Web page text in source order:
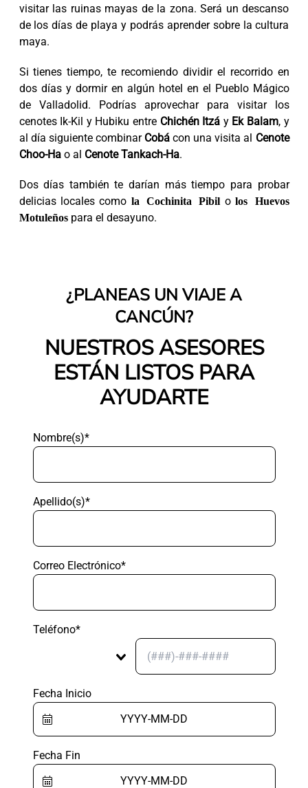
visitar las ruinas mayas de la zona. Será un descanso
de los días de playa y podrás aprender sobre la cultura
maya.
Si tienes tiempo, te recomiendo dividir el recorrido en
dos días y dormir en algún hotel en el Pueblo Mágico
de Valladolid. Podrías aprovechar para visitar los
cenotes Ik-Kil y Hubiku entre Chichén Itzá y Ek Balam, y
al día siguiente combinar Cobácon una visita al Cenote
Choo-Hao al Cenote Tankach-Ha.
Dos días también te darían más tiempo para probar
delicias locales como la Cochinita Pibil olos Huevos
Motuleñospara el desayuno.
¿PLANEAS UN VIAJE A
CANCÚN?
NUESTROS ASESORES
ESTÁN LISTOS PARA
AYUDARTE
Nombre(s)*
Apellido(s)*
Correo Electrónico*
Teléfono*
Fecha Inicio
Fecha Fin